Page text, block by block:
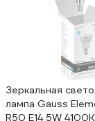
Зеркальная
лампа Gauss
R50 E14 5W